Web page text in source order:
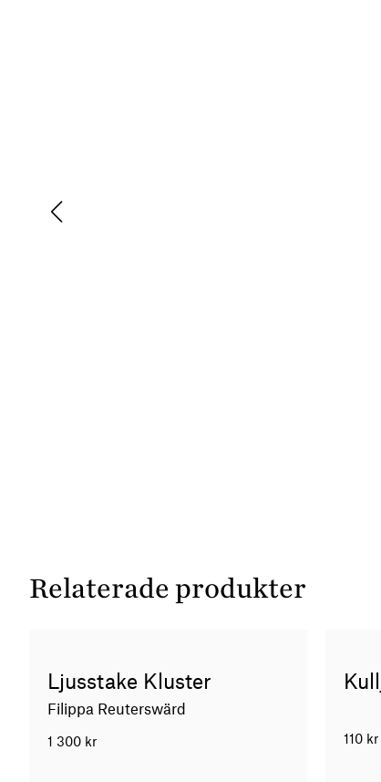
Relaterade produkter
Ljusstake Kluster
Filippa Reuterswärd
1 300 kr 110 kr